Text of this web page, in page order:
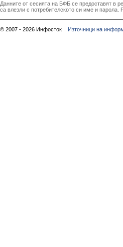
Данните от сесията на БФБ се предоставят в
са влезли с потребителското си име и парола.
© 2007 - 2026 Инфосток Източници на